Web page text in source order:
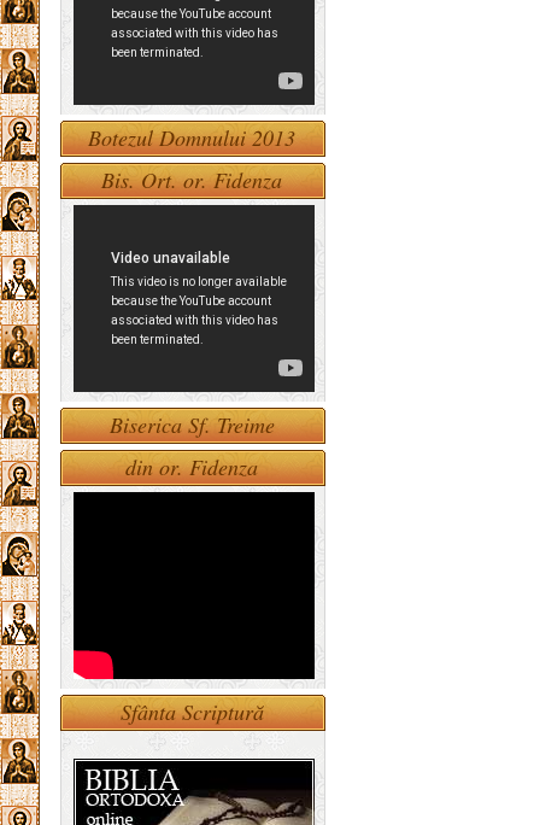
Botezul Domnului 2013
Bis. Ort. or. Fidenza
Biserica Sf. Treime
din or. Fidenza
Sfânta Scriptură